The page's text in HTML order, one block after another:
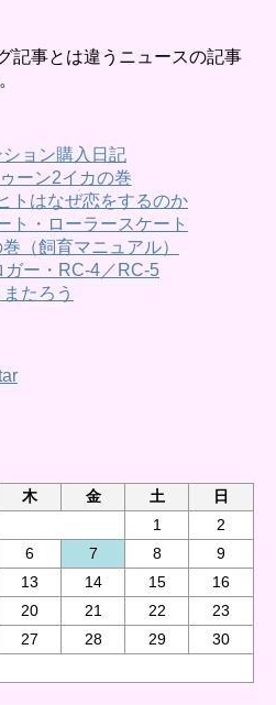
記事とは違うニュースの記事
ョン購入日記
ーン2イカの巻
トはなぜ恋をするのか
ト・ローラースケート
（飼育マニュアル）
ガー・RC-4／RC-5
またろう
木 金 土
日
1
2
6 7 8
9
13 14 15
16
20 21 22
23
27 28 29
30